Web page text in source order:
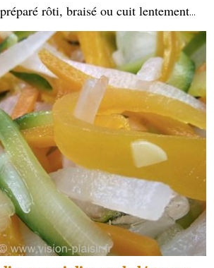
rôti, braisé ou cuit lentement
tendreté et son goût unique. La
à cloche implique l'utilisation d'un
cloche ou d'un couvercle. Cette
favorise une chaleur indirecte qui
permettant une cuisson lente et
idéale pour préparer des viandes
sanglier, car elle retient l'humidité
en donnant une belle coloration à la